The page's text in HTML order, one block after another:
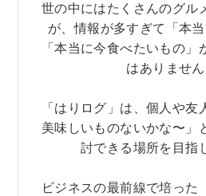
世の中にはたくさんのグル
が、情報が多すぎて「本当
「本当に今食べたいもの」
はありません
「はりログ」は、個人や
美味しいものないかな〜」
討できる場所を目指
ビジネスの最前線で培った